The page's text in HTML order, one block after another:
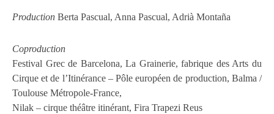
ProductionBerta Pascual, Anna Pascual, Adrià Montaña
Coproduction
Festival Grec de Barcelona, La Grainerie, fabrique des Arts du
Cirque et de l’Itinérance – Pôle européen de production, Balma /
Toulouse Métropole-France,
Nilak – cirque théâtre itinérant, Fira Trapezi Reus